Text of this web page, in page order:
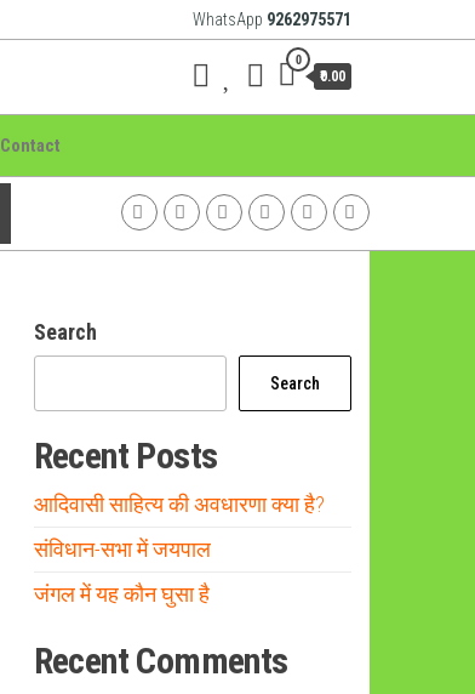
WhatsApp 9262975571
0
₹0.00
Contact
Search
Search
Recent Posts
आदिवासी साहित्य की अवधारणा क्या है?
संविधान-सभा में जयपाल
जंगल में यह कौन घुसा है
Recent Comments